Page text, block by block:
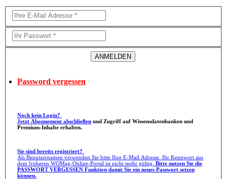
Password vergessen
Noch kein Login?
Jetzt Abonnement abschließen
Premium-Inhalte erhalten.
Sie sind bereits registriert?
Als Benutzernamen verwenden Sie bitte Ihre E-Mail Adresse. Ihr Kennwort aus
dem früheren WOMag-Online-Portal ist nicht mehr gültig. Bitte nutzen Sie die
PASSWORT VERGESSEN Funktion damit Sie ein neues Passwort setzen
können.